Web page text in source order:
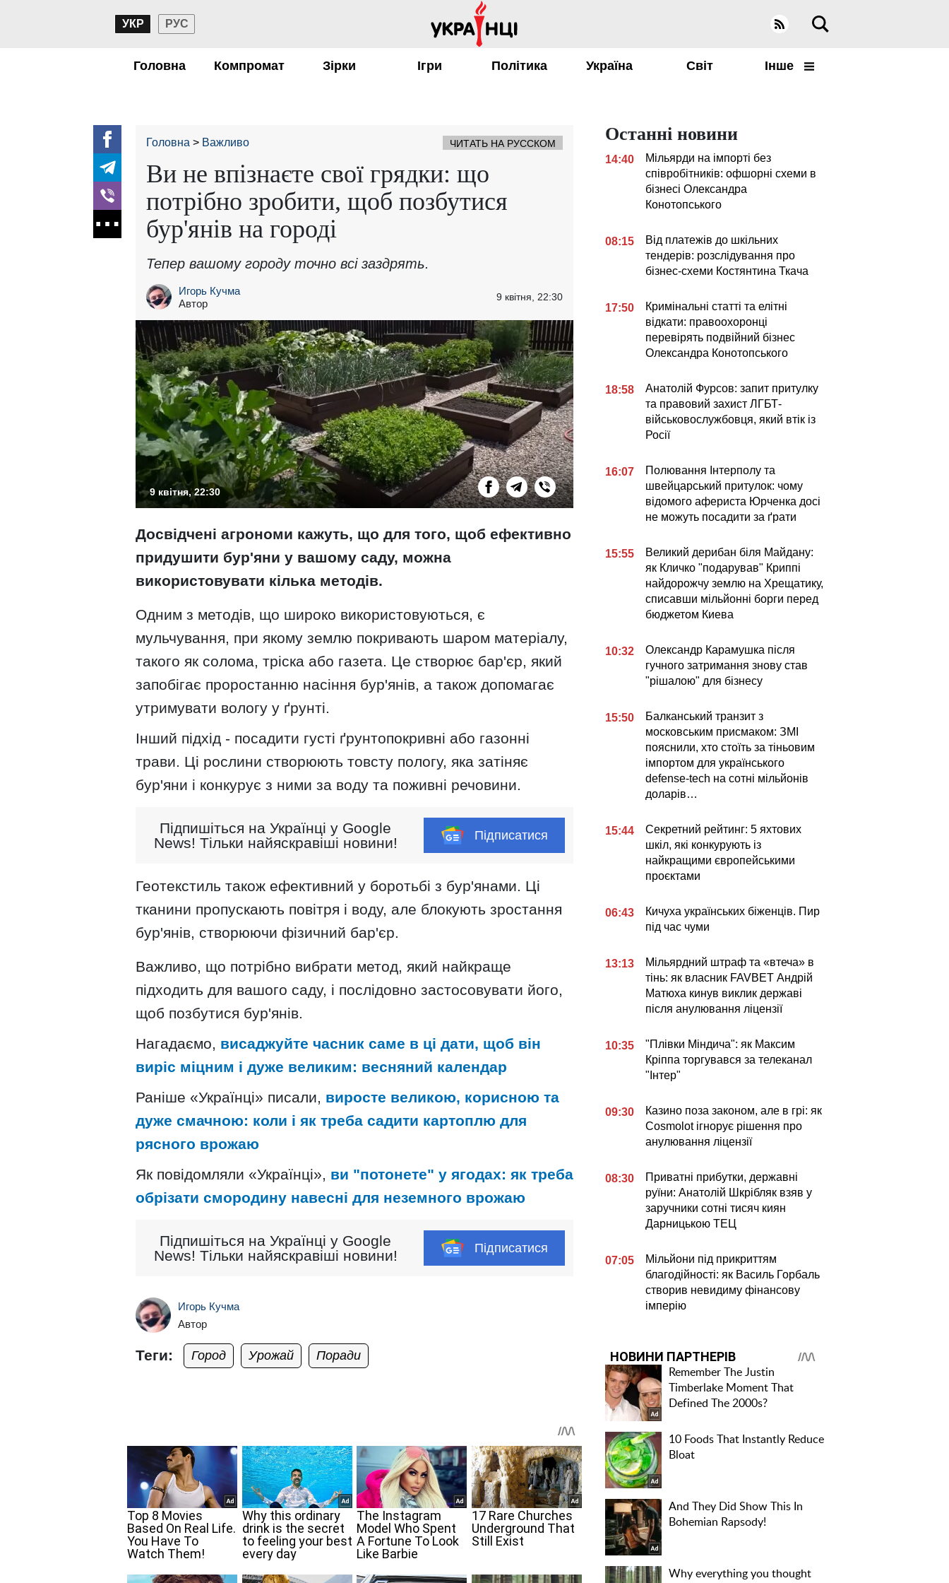
УКР РУС
Головна Компромат Зірки Ігри Політика Україна Світ Інше
Головна Важливо ЧИТАТЬ НА РУССКОМ
Ви не впізнаєте свої грядки: що
потрібно зробити, щоб позбутися
бур'янів на городі
Тепер вашому городу точно всі заздрять.
Игорь Кучма
Автор
9 квітня, 22:30
9 квітня, 22:30
Досвідчені агрономи кажуть, що для того, щоб ефективно
придушити бур'яни у вашому саду, можна
використовувати кілька методів.
Одним з методів, що широко використовуються, є
мульчування, при якому землю покривають шаром матеріалу,
такого як солома, тріска або газета. Це створює бар'єр, який
запобігає проростанню насіння бур'янів, а також допомагає
утримувати вологу у ґрунті.
Інший підхід - посадити густі ґрунтопокривні або газонні
трави. Ці рослини створюють товсту пологу, яка затіняє
бур'яни і конкурує з ними за воду та поживні речовини.
Підпишіться на Українці у Google
News! Тільки найяскравіші новини!
Підписатися
Геотекстиль також ефективний у боротьбі з бур'янами. Ці
тканини пропускають повітря і воду, але блокують зростання
бур'янів, створюючи фізичний бар'єр.
Важливо, що потрібно вибрати метод, який найкраще
підходить для вашого саду, і послідовно застосовувати його,
щоб позбутися бур'янів.
Нагадаємо, висаджуйте часник саме в ці дати, щоб він
виріс міцним і дуже великим: весняний календар
Раніше «Українці» писали, виросте великою, корисною та
дуже смачною: коли і як треба садити картоплю для
рясного врожаю
Як повідомляли «Українці», ви "потонете" у ягодах: як треба
обрізати смородину навесні для неземного врожаю
Підпишіться на Українці у Google
News! Тільки найяскравіші новини!
Підписатися
Игорь Кучма
Автор
Теги: Город Урожай Поради
Останні новини
14:40
Мільярди на імпорті без
співробітників: офшорні схеми в
бізнесі Олександра
Конотопського
08:15
Від платежів до шкільних
тендерів: розслідування про
бізнес-схеми Костянтина Ткача
17:50
Кримінальні статті та елітні
відкати: правоохоронці
перевірять подвійний бізнес
Олександра Конотопського
18:58
Анатолій Фурсов: запит притулку
та правовий захист ЛГБТ-
військовослужбовця, який втік із
Росії
16:07
Полювання Інтерполу та
швейцарський притулок: чому
відомого афериста Юрченка досі
не можуть посадити за ґрати
15:55
Великий дерибан біля Майдану:
як Кличко "подарував" Криппі
найдорожчу землю на Хрещатику,
списавши мільйонні борги перед
бюджетом Киева
10:32
Олександр Карамушка після
гучного затримання знову став
"рішалою" для бізнесу
15:50
Балканський транзит з
московським присмаком: ЗМІ
пояснили, хто стоїть за тіньовим
імпортом для українського
defense-tech на сотні мільйонів
доларів…
15:44
Секретний рейтинг: 5 яхтових
шкіл, які конкурують із
найкращими європейськими
проєктами
06:43
Кичуха українських біженців. Пир
під час чуми
13:13
Мільярдний штраф та «втеча» в
тінь: як власник FAVBET Андрій
Матюха кинув виклик державі
після анулювання ліцензії
10:35
"Плівки Міндича": як Максим
Кріппа торгувався за телеканал
"Інтер"
09:30
Казино поза законом, але в грі: як
Cosmolot ігнорує рішення про
анулювання ліцензії
08:30
Приватні прибутки, державні
руїни: Анатолій Шкрібляк взяв у
заручники сотні тисяч киян
Дарницькою ТЕЦ
07:05
Мільйони під прикриттям
благодійності: як Василь Горбаль
створив невидиму фінансову
імперію